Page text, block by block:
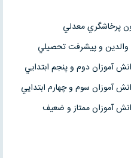
پرخاشگري معدلي
والدين و پيشرفت تحصيلي
آموزان دوم و پنجم ابتدايي
آموزان سوم و چهارم ابتدايي
آموزان ممتاز و ضعيف